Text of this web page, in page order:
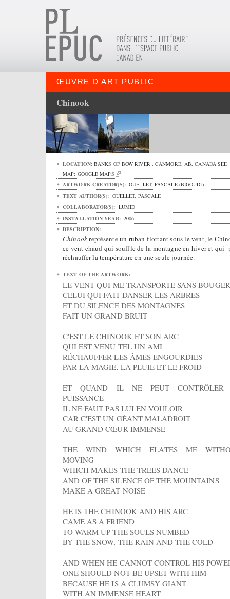
ŒUVRE D'ART PUBLIC
Chinook
LOCATION: BANKS OF BOW RIVER ,CANMORE, AB,CANADA SEE
MAP: GOOGLE MAPS
ARTWORK CREATOR(S): OUELLET, PASCALE (BIGOUDI)
TEXT AUTHOR(S): OUELLET, PASCALE
COLLABORATOR(S): LUMID
INSTALLATION YEAR: 2006
DESCRIPTION:
Chinookreprésente un ruban flottant sous le vent, le
ce vent chaud qui souffle de la montagne en hiver et qui
réchauffer la température en une seule journée.
TEXT OF THE ARTWORK:
LE VENT QUI ME TRANSPORTE SANS BOUGER
CELUI QUI FAIT DANSER LES ARBRES
ET DU SILENCE DES MONTAGNES
FAIT UN GRAND BRUIT
C'EST LE CHINOOK ET SON ARC
QUI EST VENU TEL UN AMI
RÉCHAUFFER LES ÂMES ENGOURDIES
PAR LA MAGIE, LA PLUIE ET LE FROID
ET QUAND IL NE PEUT CONTRÔLER
PUISSANCE
IL NE FAUT PAS LUI EN VOULOIR
CAR C'EST UN GÉANT MALADROIT
AU GRAND CŒUR IMMENSE
THE WIND WHICH ELATES ME
MOVING
WHICH MAKES THE TREES DANCE
AND OF THE SILENCE OF THE MOUNTAINS
MAKE A GREAT NOISE
HE IS THE CHINOOK AND HIS ARC
CAME AS A FRIEND
TO WARM UP THE SOULS NUMBED
BY THE SNOW, THE RAIN AND THE COLD
AND WHEN HE CANNOT CONTROL HIS
ONE SHOULD NOT BE UPSET WITH HIM
BECAUSE HE IS A CLUMSY GIANT
WITH AN IMMENSE HEART